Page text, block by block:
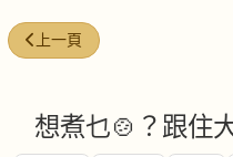
上一篇文章: 窩蛋滑牛肉粥
上一頁
想煮乜🍲？跟住